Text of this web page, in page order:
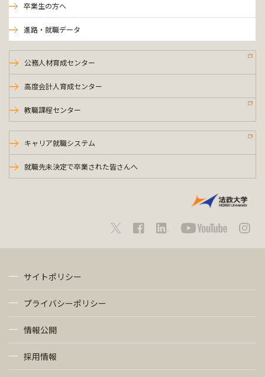
卒業生の方へ
進路・就職データ
公務人材育成センター
高度会計人育成センター
教職課程センター
キャリア就職システム
就職先未決定で卒業された皆さんへ
サイトポリシー
プライバシーポリシー
情報公開
採用情報